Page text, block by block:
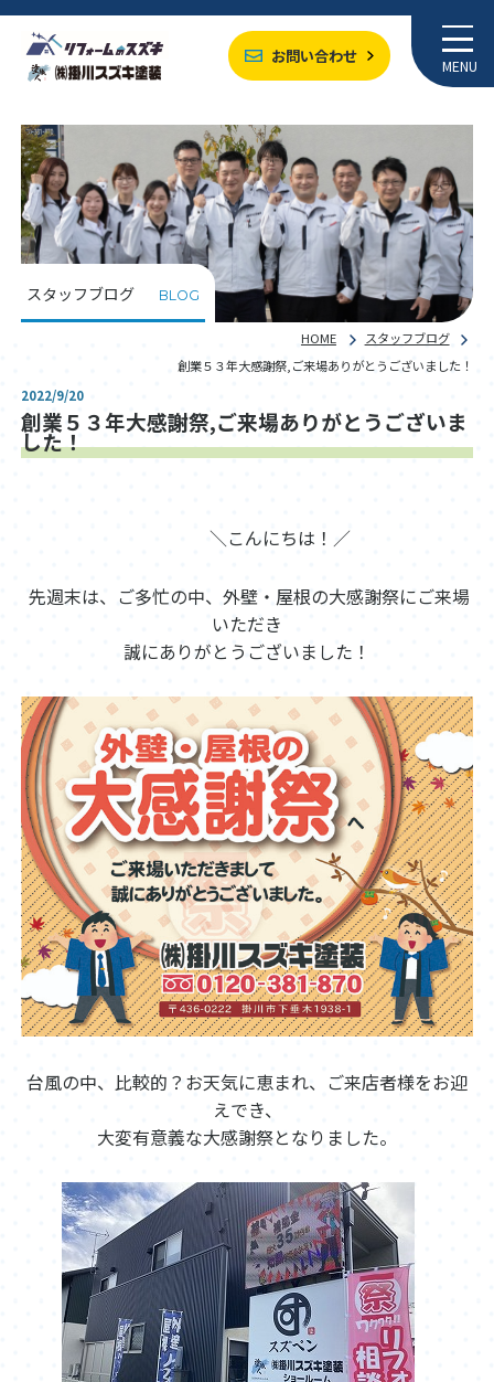
お問い合わせ MENU
スタッフブログ BLOG
HOME
スタッフブログ
創業５３年大感謝祭,ご来場ありがとうございました！
2022/9/20
創業５３年大感謝祭,ご来場ありがとうございま
した！
＼こんにちは！／
先週末は、ご多忙の中、外壁・屋根の大感謝祭にご来場
いただき
誠にありがとうございました！
台風の中、比較的？お天気に恵まれ、ご来店者様をお迎
えでき、
大変有意義な大感謝祭となりました。